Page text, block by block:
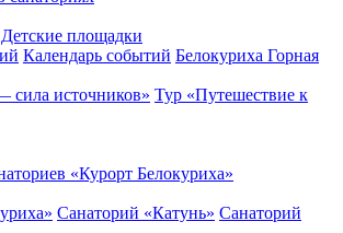
Детские площадки
Календарь событий Белокуриха Горная
сила источников» Тур «Путешествие к
«Курорт Белокуриха»
Санаторий «Катунь» Санаторий